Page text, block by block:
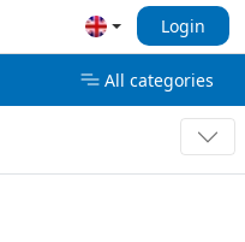
Login
All categories